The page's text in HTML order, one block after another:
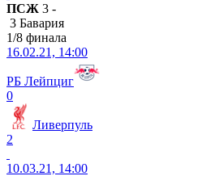
ПСЖ 3 -
3 Бавария
1/8 финала
16.02.21, 14:00
РБ Лейпциг
0
Ливерпуль
2
10.03.21, 14:00